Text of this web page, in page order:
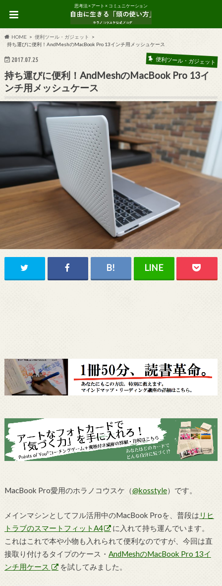
思考法 × アート × コミュニケーション
HOME
便利ツール・ガジェット
持ち運びに便利！AndMeshのMacBook Pro 13インチ用メッシュケース
2017.07.25 便利ツール・ガジェット
持ち運びに便利！AndMeshのMacBook Pro 13イ
ンチ用メッシュケース
MacBook Pro愛用のホラノコウスケ（@kosstyle）です。
メインマシンとしてフル活用中のMacBook Proを、普段は リヒ
トラブのスマートフィットA4
に入れて持ち運んでいます。
これはこれで本や小物も入れられて便利なのですが、今回は直
接取り付けるタイプのケース・ AndMeshのMacBook Pro 13イ
ンチ用ケース
を試してみました。